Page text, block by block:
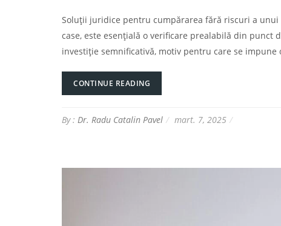
Soluții juridice pentru cumpărarea fără riscuri a
case, este esențială o verificare prealabilă din
investiție semnificativă, motiv pentru care se
CONTINUE READING
By : Dr. Radu Catalin Pavel mart. 7, 2025